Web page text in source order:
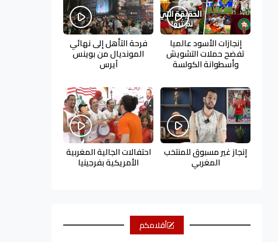
إنجازات الأسود عالميا
تفضح حملات التشويش
وأسطوانة الكولسة
فرحة التأهل إلى نهائي
المونديال من بوينس
آيرس
إنجاز غير مسبوق للمنتخب
المغربي
احتفالات الجالية المغربية
الأمريكية بفرجينيا
أقلامكم